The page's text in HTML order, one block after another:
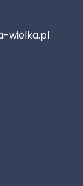
wielka.pl